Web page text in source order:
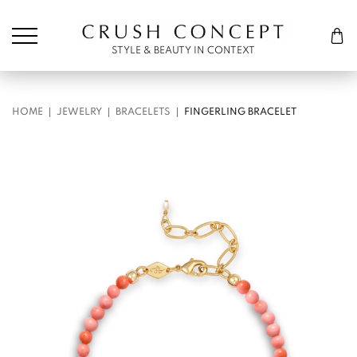
Cart
STYLE & BEAUTY IN CONTEXT
HOME JEWELRY BRACELETS FINGERLING BRACELET